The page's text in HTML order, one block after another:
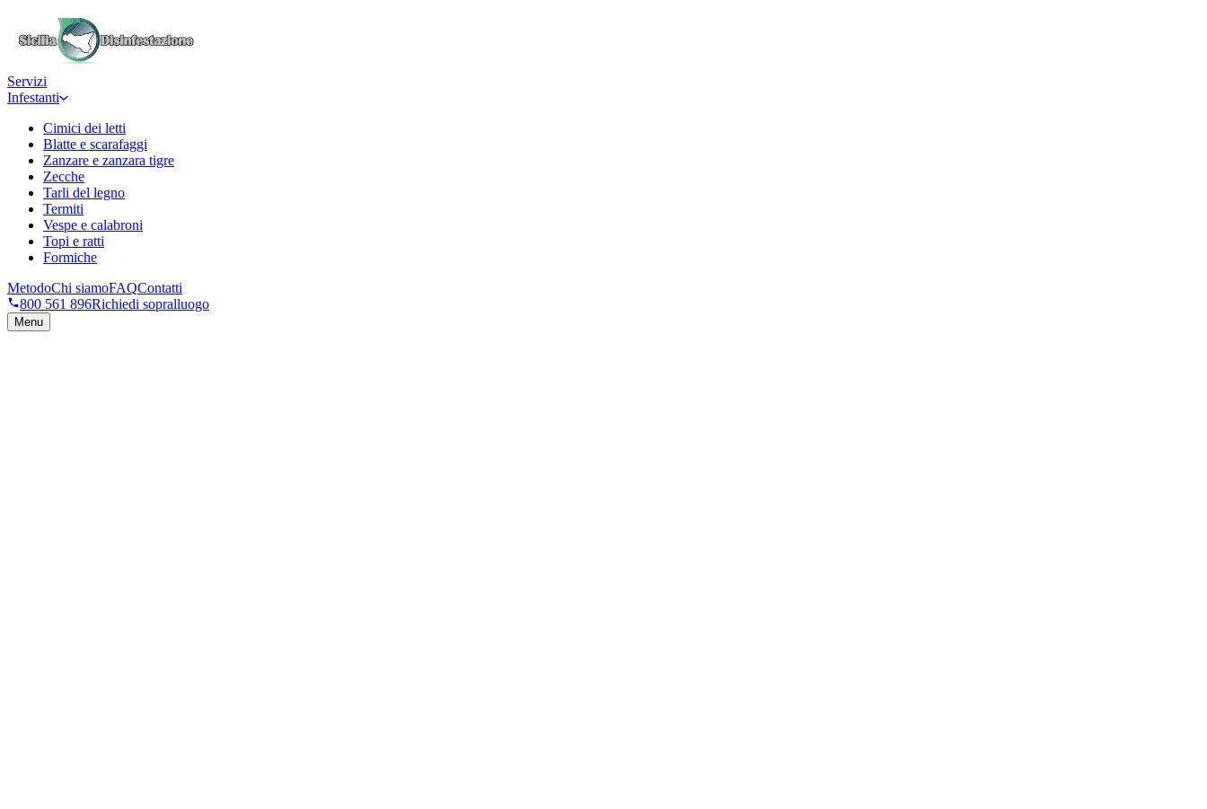
Servizi
Infestanti
Cimici dei letti
Blatte e scarafaggi
Zanzare e zanzara tigre
Zecche
Tarli del legno
Termiti
Vespe e calabroni
Topi e ratti
Formiche
MetodoChi siamoFAQContatti
800 561 896Richiedi sopralluogo
Menu
Richiedi sopralluogo